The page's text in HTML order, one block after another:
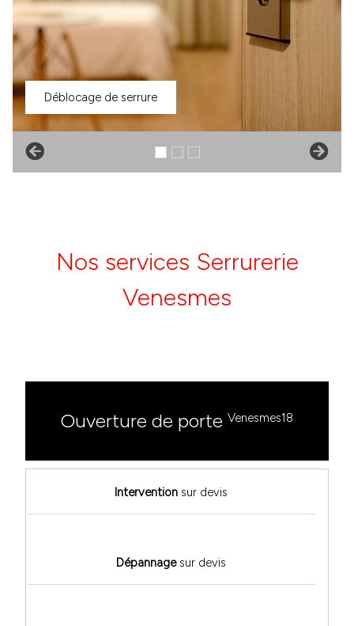
Déblocage de serrure
Nos services Serrurerie
Venesmes
Ouverture de porteVenesmes18
Intervention sur devis
Dépannagesur devis